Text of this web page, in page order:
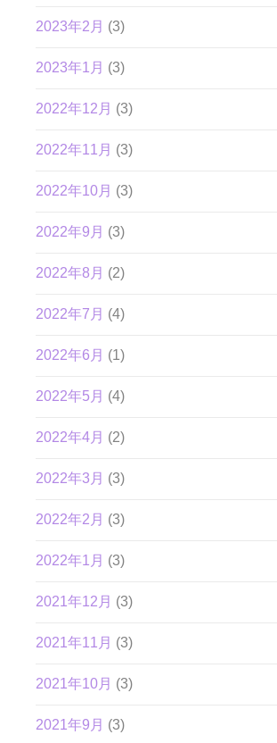
2023年2月 (3)
2023年1月 (3)
2022年12月 (3)
2022年11月 (3)
2022年10月 (3)
2022年9月 (3)
2022年8月 (2)
2022年7月 (4)
2022年6月 (1)
2022年5月 (4)
2022年4月 (2)
2022年3月 (3)
2022年2月 (3)
2022年1月 (3)
2021年12月 (3)
2021年11月 (3)
2021年10月 (3)
2021年9月 (3)